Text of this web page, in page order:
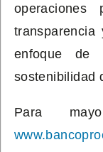
operaciones
enfoque
sostenibilidad
Para